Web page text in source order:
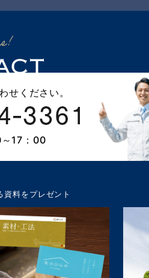
せください。
17：00
資料をプレゼント